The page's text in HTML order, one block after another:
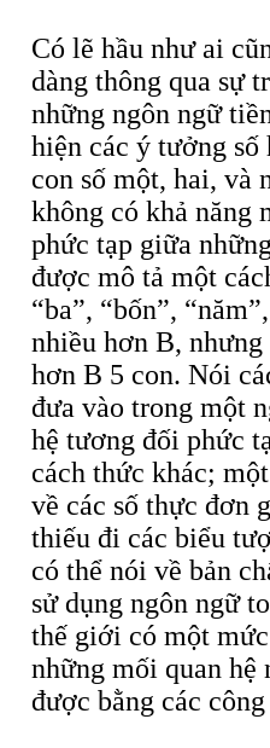
Có lẽ hầu như ai
dàng thông qua sự
những ngôn ngữ
hiện các ý tưởng số
con số một, hai, và
không có khả năng
phức tạp giữa
được mô tả một
“ba”, “bốn”,
nhiều hơn B,
hơn B 5 con. Nói
đưa vào trong một
hệ tương đối phức
cách thức khác;
về các số thực đơn
thiếu đi các biểu
có thể nói về bản
sử dụng ngôn ngữ
thế giới có một
những mối quan
được bằng các